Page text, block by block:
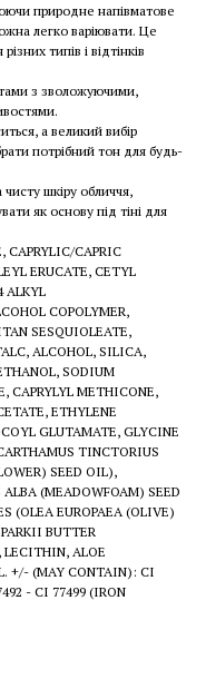
природне напівматове
легко варіювати. Це
типів і відтінків
з зволожуючими,
а великий вибір
потрібний тон для будь-
шкіру обличчя,
як основу під тіні для
CAPRYLIC/CAPRIC
ERUCATE, CETYL
ALKYL
COPOLYMER,
SESQUIOLEATE,
ALCOHOL, SILICA,
SODIUM
CAPRYLYL METHICONE,
ETHYLENE
GLUTAMATE, GLYCINE
TINCTORIUS
SEED OIL),
(MEADOWFOAM) SEED
(OLEA EUROPAEA (OLIVE)
BUTTER
LECITHIN, ALOE
+/- (MAY CONTAIN): CI
- CI 77499 (IRON